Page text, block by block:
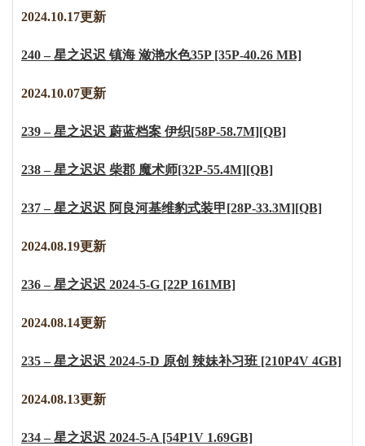
2024.10.17更新
240 – 星之迟迟 镇海 潋滟水色35P [35P-40.26 MB]
2024.10.07更新
239 – 星之迟迟 蔚蓝档案 伊织[58P-58.7M][QB]
238 – 星之迟迟 柴郡 魔术师[32P-55.4M][QB]
237 – 星之迟迟 阿良河基维豹式装甲[28P-33.3M][QB]
2024.08.19更新
236 – 星之迟迟 2024-5-G [22P 161MB]
2024.08.14更新
235 – 星之迟迟 2024-5-D 原创 辣妹补习班 [210P4V 4GB]
2024.08.13更新
234 – 星之迟迟 2024-5-A [54P1V 1.69GB]